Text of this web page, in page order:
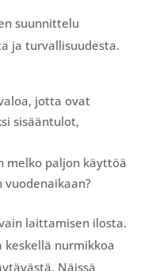
suunnittelu
ja turvallisuudesta.
jotta ovat
sisääntulot,
melko paljon käyttöä
vuodenaikaan?
laittamisen ilosta.
keskellä nurmikkoa
Näissä